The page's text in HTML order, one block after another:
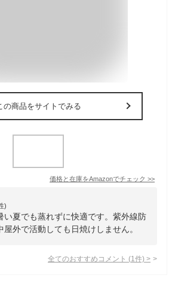
の商品をサイトでみる
価格と在庫をAmazonでチェック >>
)
い夏でも蒸れずに快適です。紫外線防
屋外で活動しても日焼けしません。
全てのおすすめコメント (1 件) >